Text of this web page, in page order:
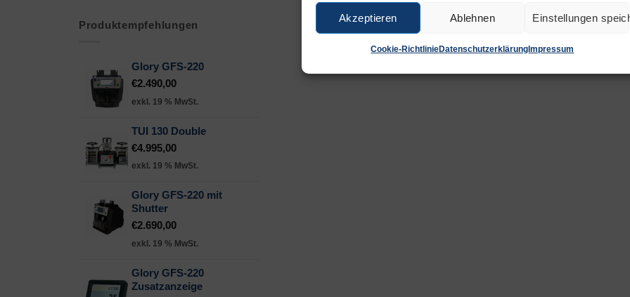
Akzeptieren Ablehnen Einstellungen
Cookie-RichtlinieDatenschutzerklärung Impressum
Produktempfehlungen
Glory GFS-220
€2.490,00
exkl. 19 % MwSt.
TUI 130 Double
€4.995,00
exkl. 19 % MwSt.
Glory GFS-220 mit
Shutter
€2.690,00
exkl. 19 % MwSt.
Glory GFS-220
Zusatzanzeige